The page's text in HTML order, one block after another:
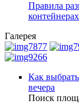
Правила
контейнерах
Галерея
Как
вечера
Поиск